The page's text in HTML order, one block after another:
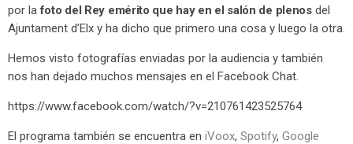
por la foto del Rey emérito que hay en el salón de plenosdel
Ajuntament d’Elx y ha dicho que primero una cosa y luego la otra.
Hemos visto fotografías enviadas por la audiencia y también
nos han dejado muchos mensajes en el Facebook Chat.
https://www.facebook.com/watch/?v=210761423525764
El programa también se encuentra en iVoox, Spotify, Google